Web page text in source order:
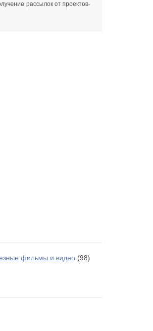
рассылок от проектов-
фильмы и видео (98)